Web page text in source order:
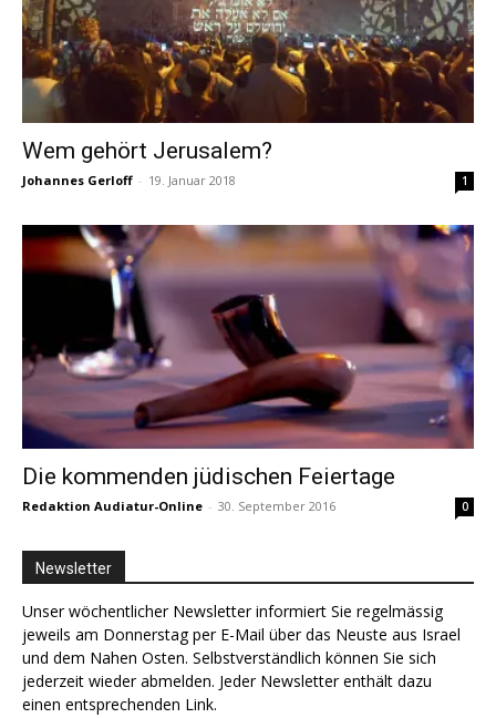
Wem gehört Jerusalem?
Johannes Gerloff - 19. Januar 2018 1
Die kommenden jüdischen Feiertage
Redaktion Audiatur-Online - 30. September 2016 0
Newsletter
Unser wöchentlicher Newsletter informiert Sie regelmässig
jeweils am Donnerstag per E-Mail über das Neuste aus Israel
und dem Nahen Osten. Selbstverständlich können Sie sich
jederzeit wieder abmelden. Jeder Newsletter enthält dazu
einen entsprechenden Link.